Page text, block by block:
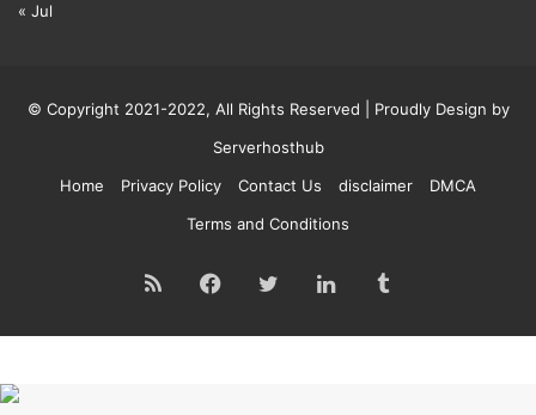
« Jul
© Copyright 2021-2022, All Rights Reserved | Proudly Design by
Serverhosthub
Home
Privacy Policy Contact Us disclaimer
DMCA
Terms and Conditions
RSS Facebook
TwitterLinkedInTumblr